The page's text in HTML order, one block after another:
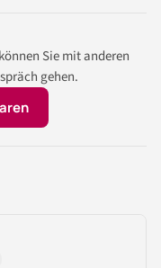
Sie mit anderen
gehen.